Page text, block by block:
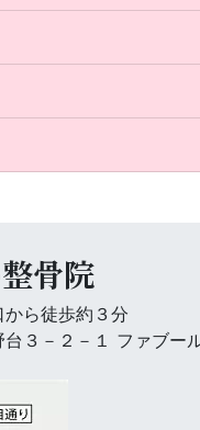
骨院
ら徒歩約３分
３－２－１ ファブー